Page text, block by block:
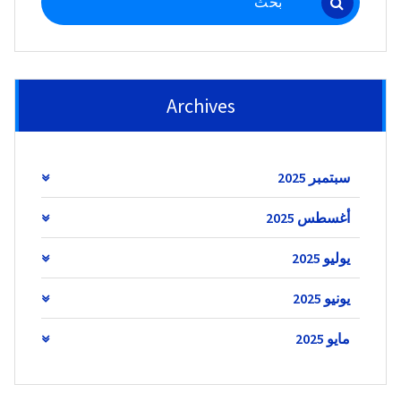
عن:
Archives
سبتمبر 2025
أغسطس 2025
يوليو 2025
يونيو 2025
مايو 2025